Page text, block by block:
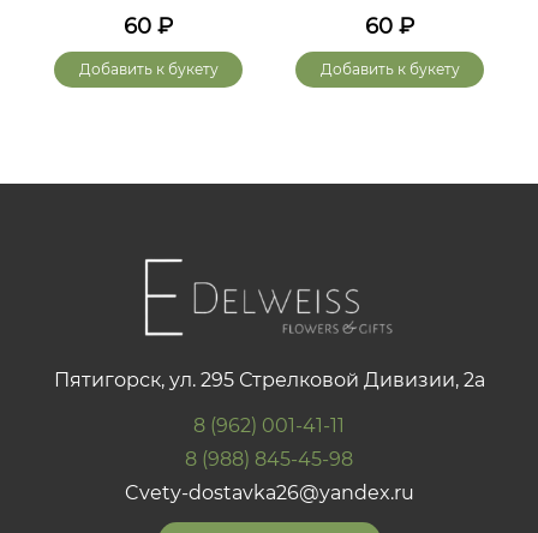
60 ₽
Добавить к букету
60 ₽
Добавить к букету
Пятигорск, ул. 295 Стрелковой Дивизии, 2а
8 (962) 001-41-11
8 (988) 845-45-98
Cvety-dostavka26@yandex.ru